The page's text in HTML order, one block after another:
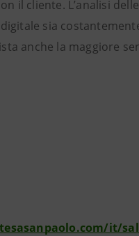
il cliente. L’analisi
sia
anche la maggiore
it/